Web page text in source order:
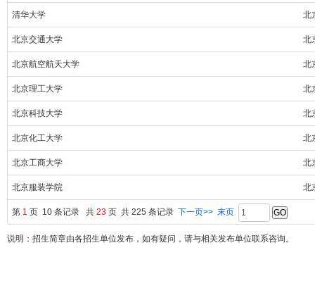
清华大学 北
北京交通大学 北
北京航空航天大学 北
北京理工大学 北
北京科技大学 北
北京化工大学 北
北京工商大学 北
北京服装学院 北
第 1 页 10 条记录 共 23 页 共 225 条记录 下一页>> 末页
说明：招生简章由各招生单位发布，如有疑问，请与相关发布单位联系咨询。